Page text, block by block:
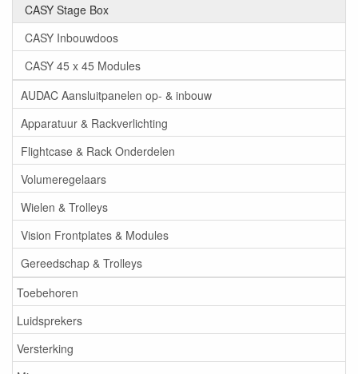
CASY Stage Box
CASY Inbouwdoos
CASY 45 x 45 Modules
AUDAC Aansluitpanelen op- & inbouw
Apparatuur & Rackverlichting
Flightcase & Rack Onderdelen
Volumeregelaars
Wielen & Trolleys
Vision Frontplates & Modules
Gereedschap & Trolleys
Toebehoren
Luidsprekers
Versterking